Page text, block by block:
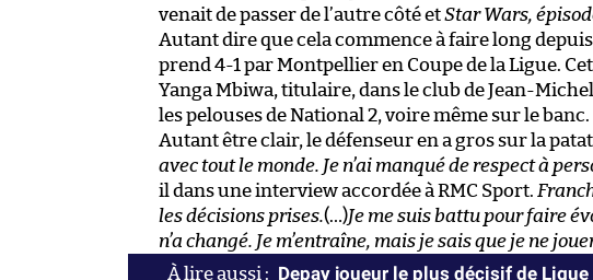
venait de passer de l’autre côté etStar Wars,
Autant dire que cela commence à faire long depuis
prend 4-1 par Montpellier en Coupe de la Ligue.
Yanga Mbiwa, titulaire, dans le club de Jean-
les pelouses de National 2, voire même sur le banc.
Autant être clair, le défenseur en a gros sur la
avec tout le monde. Je n’ai manqué de respect à
il dans une interview accordée à RMC Sport.
les décisions prises.(…)Je me suis battu pour faire
n’a changé. Je m’entraîne, mais je sais que je ne
Depay joueur le plus décisif de Ligue